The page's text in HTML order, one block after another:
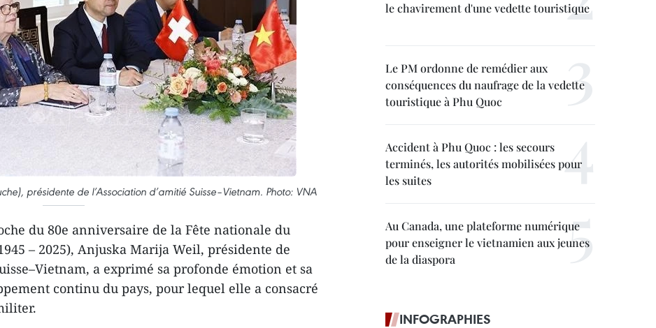
présidente de l’Association d’amitié Suisse–Vietnam. Photo: VNA
du 80e anniversaire de la Fête nationale du
– 2025), Anjuska Marija Weil, présidente de
a exprimé sa profonde émotion et sa
continu du pays, pour lequel elle a consacré
le chavirement d'une vedette touristique
Le PM ordonne de remédier aux
conséquences du naufrage de la vedette
touristique à Phu Quoc
Accident à Phu Quoc : les secours
terminés, les autorités mobilisées pour
les suites
Au Canada, une plateforme numérique
pour enseigner le vietnamien aux jeunes
de la diaspora
INFOGRAPHIES